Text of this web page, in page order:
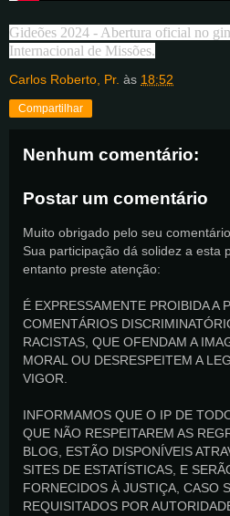
Gideões 2024 - Abertura oficial no
Internacional de Missões.
Carlos Roberto, Pr. às 18:52
Compartilhar
Nenhum comentário:
Postar um comentário
Muito obrigado pelo seu
Sua participação dá solidez a esta
entanto preste atenção:
É EXPRESSAMENTE PROIBIDA A
COMENTÁRIOS
RACISTAS, QUE OFENDAM A
MORAL OU DESRESPEITEM A
VIGOR.
INFORMAMOS QUE O IP DE
QUE NÃO RESPEITAREM AS
BLOG, ESTÃO DISPONÍVEIS
SITES DE ESTATÍSTICAS, E
FORNECIDOS À JUSTIÇA, CASO
REQUISITADOS POR